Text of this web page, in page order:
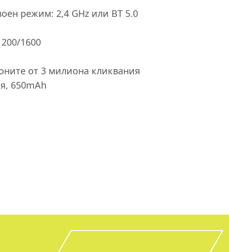
режим: 2,4 GHz или BT 5.0
1600
от 3 милиона кликвания
650mAh